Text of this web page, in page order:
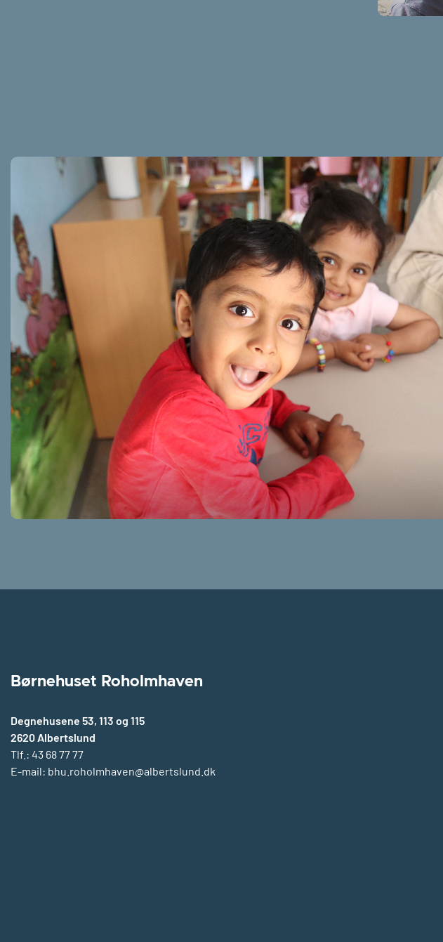
Børnehuset Roholmhaven
Degnehusene 53, 113 og 115
2620 Albertslund
Tlf.: 43 68 77 77
E-mail: bhu.roholmhaven@albertslund.dk